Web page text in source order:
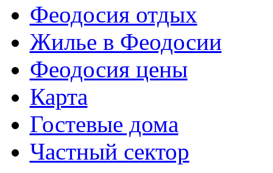
Феодосия отдых
Жилье в Феодосии
Феодосия цены
Карта
Гостевые дома
Частный сектор